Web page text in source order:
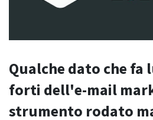
Qualche dato che fa
forti dell'e-mail
strumento rodato